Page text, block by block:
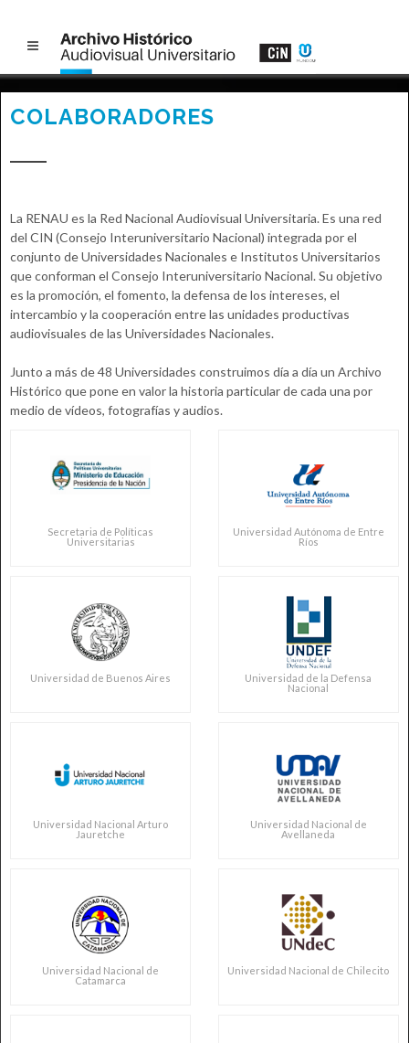
COLABORADORES
La RENAU es la Red Nacional Audiovisual Universitaria. Es una red
del CIN (Consejo Interuniversitario Nacional) integrada por el
conjunto de Universidades Nacionales e Institutos Universitarios
que conforman el Consejo Interuniversitario Nacional. Su objetivo
es la promoción, el fomento, la defensa de los intereses, el
intercambio y la cooperación entre las unidades productivas
audiovisuales de las Universidades Nacionales.
Junto a más de 48 Universidades construimos día a día un Archivo
Histórico que pone en valor la historia particular de cada una por
medio de vídeos, fotografías y audios.
Secretaria de Políticas
Universitarias
Universidad Autónoma de Entre
Ríos
Universidad de Buenos Aires
Universidad de la Defensa
Nacional
Universidad Nacional Arturo
Jauretche
Universidad Nacional de
Avellaneda
Universidad Nacional de
Catamarca
Universidad Nacional de Chilecito